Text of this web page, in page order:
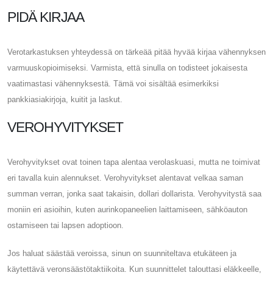
PIDÄ KIRJAA
Verotarkastuksen yhteydessä on tärkeää pitää hyvää kirjaa vähennyksen
varmuuskopioimiseksi. Varmista, että sinulla on todisteet jokaisesta
vaatimastasi vähennyksestä. Tämä voi sisältää esimerkiksi
pankkiasiakirjoja, kuitit ja laskut.
VEROHYVITYKSET
Verohyvitykset ovat toinen tapa alentaa verolaskuasi, mutta ne toimivat
eri tavalla kuin alennukset. Verohyvitykset alentavat velkaa saman
summan verran, jonka saat takaisin, dollari dollarista. Verohyvitystä saa
moniin eri asioihin, kuten aurinkopaneelien laittamiseen, sähköauton
ostamiseen tai lapsen adoptioon.
Jos haluat säästää veroissa, sinun on suunniteltava etukäteen ja
käytettävä veronsäästötaktiikoita. Kun suunnittelet talouttasi eläkkeelle,